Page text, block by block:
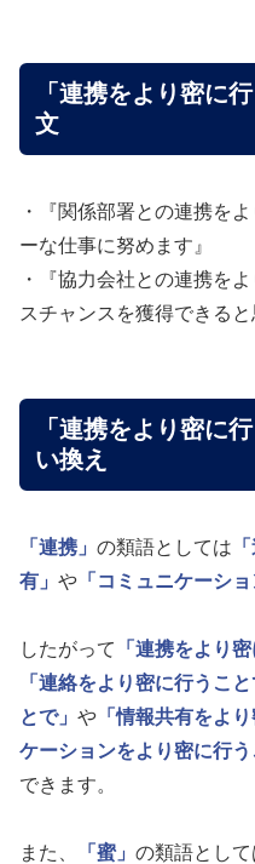
「連携をより密に
文
・『関係部署との連携を
ーな仕事に努めます』
・『協力会社との連携を
スチャンスを獲得できると
「連携をより密に
い換え
「連携」 の類語としては
有」 や 「コミュニケーショ
したがって 「連携をより
「連絡をより密に行うこと
とで」 や 「情報共有をよ
ケーションをより密に行う
できます。
また、 「蜜」 の類語として